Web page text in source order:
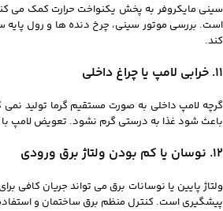
سینی مایکروفر به پخش یکنواخت حرارت کمک می‌
است. بررسی موتور سینی، چرخ‌ دنده‌ ها و رول‌
کند.
11. خرابی لامپ یا چراغ داخلی
گرچه لامپ داخلی به صورت مستقیم گرما تولید نمی‌
باعث شود غذا به درستی گرم نشود. تعویض لامپ
12. نوسان یا کم بودن ولتاژ برق ورودی
ولتاژ پایین یا نوسانات برق می‌ تواند جریان
پیشگیری است. کنترل منظم برق ساختمان و